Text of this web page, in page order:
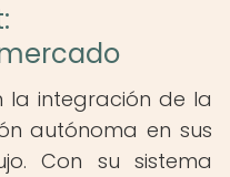
la integración de la
autónoma en sus
Con su sistema